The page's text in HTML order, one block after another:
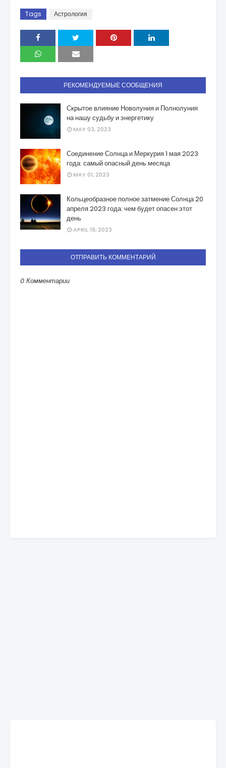
Tags Астрология
РЕКОМЕНДУЕМЫЕ СООБЩЕНИЯ
Скрытое влияние Новолуния и Полнолуния
на нашу судьбу и энергетику
MAY 03, 2023
Соединение Солнца и Меркурия 1 мая 2023
года: самый опасный день месяца
MAY 01, 2023
Кольцеобразное полное затмение Солнца 20
апреля 2023 года: чем будет опасен этот
день
APRIL 19, 2023
ОТПРАВИТЬ КОММЕНТАРИЙ
0 Комментарии